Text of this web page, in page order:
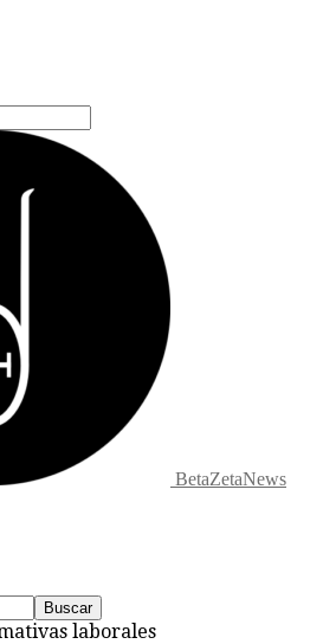
BetaZetaNews
laborales